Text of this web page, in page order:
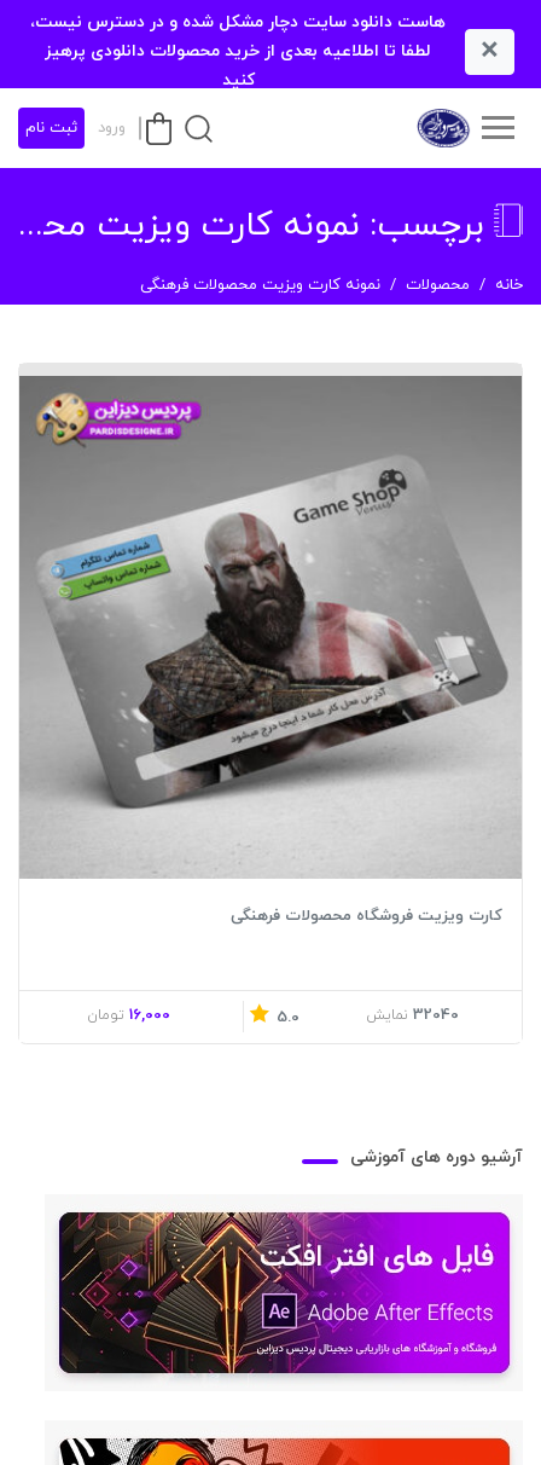
×
هاست دانلود سایت دچار مشکل شده و در دسترس نیست،
لطفا تا اطلاعیه بعدی از خرید محصولات دانلودی پرهیز
کنید
ورود ثبت نام
برچسب: نمونه کارت ویزیت محصولات فرهنگی
خانه محصولات نمونه کارت ویزیت محصولات فرهنگی
کارت ویزیت فروشگاه محصولات فرهنگی
32040 نمایش 5.0
16,000 تومان
آرشیو دوره های آموزشی